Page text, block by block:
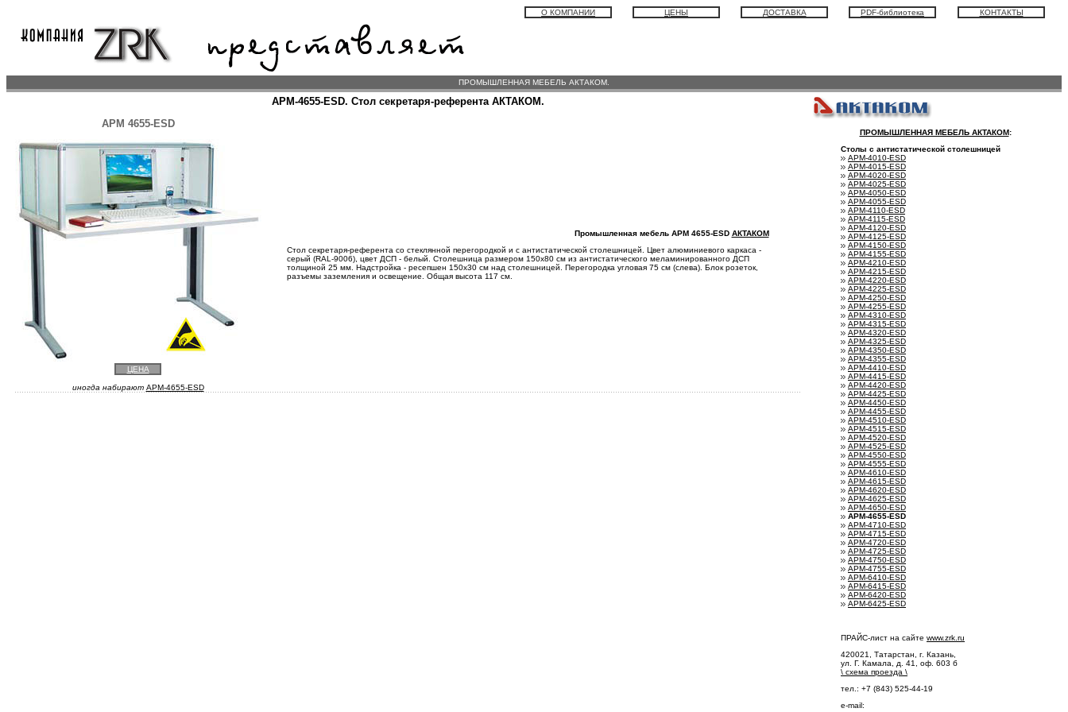
О КОМПАНИИ ЦЕНЫ ДОСТАВКА PDF-библиотека КОНТАКТЫ
ПРОМЫШЛЕННАЯ МЕБЕЛЬ АКТАКОМ.
АРМ-4655-ESD. Стол секретаря-референта АКТАКОМ.
АРМ 4655-ESD
Промышленная мебель АРМ 4655-ESD АКТАКОМ
Стол секретаря-референта со стеклянной перегородкой и с антистатической столешницей. Цвет алюминиевого каркаса -
серый (RAL-9006), цвет ДСП - белый. Столешница размером 150х80 см из антистатического меламинированного ДСП
толщиной 25 мм. Надстройка - ресепшен 150х30 см над столешницей. Перегородка угловая 75 см (слева). Блок розеток,
разъемы заземления и освещение. Общая высота 117 см.
ЦЕНА
иногда набирают APM-4655-ESD
ПРОМЫШЛЕННАЯ МЕБЕЛЬ АКТАКОМ:
Столы с антистатической столешницей
АРМ-4010-ESD
АРМ-4015-ESD
АРМ-4020-ESD
АРМ-4025-ESD
АРМ-4050-ESD
АРМ-4055-ESD
АРМ-4110-ESD
АРМ-4115-ESD
АРМ-4120-ESD
АРМ-4125-ESD
АРМ-4150-ESD
АРМ-4155-ESD
АРМ-4210-ESD
АРМ-4215-ESD
АРМ-4220-ESD
АРМ-4225-ESD
АРМ-4250-ESD
АРМ-4255-ESD
АРМ-4310-ESD
АРМ-4315-ESD
АРМ-4320-ESD
АРМ-4325-ESD
АРМ-4350-ESD
АРМ-4355-ESD
АРМ-4410-ESD
АРМ-4415-ESD
АРМ-4420-ESD
АРМ-4425-ESD
АРМ-4450-ESD
АРМ-4455-ESD
АРМ-4510-ESD
АРМ-4515-ESD
АРМ-4520-ESD
АРМ-4525-ESD
АРМ-4550-ESD
АРМ-4555-ESD
АРМ-4610-ESD
АРМ-4615-ESD
АРМ-4620-ESD
АРМ-4625-ESD
АРМ-4650-ESD
АРМ-4655-ESD
АРМ-4710-ESD
АРМ-4715-ESD
АРМ-4720-ESD
АРМ-4725-ESD
АРМ-4750-ESD
АРМ-4755-ESD
АРМ-6410-ESD
АРМ-6415-ESD
АРМ-6420-ESD
АРМ-6425-ESD
ПРАЙС-лист на сайте www.zrk.ru
420021, Татарстан, г. Казань,
ул. Г. Камала, д. 41, оф. 603 б
\ схема проезда \
тел.: +7 (843) 525-44-19
e-mail: